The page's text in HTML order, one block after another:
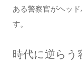
ある警察官がヘッ
す。
時代に逆らう